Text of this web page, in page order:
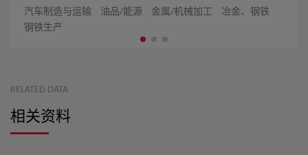
台供您选择，实用性得到进一步提升。
汽车制造与运输 油品/能源 金属/机械加工
冶金、钢铁
钢铁生产
RELATED DATA
相关资料